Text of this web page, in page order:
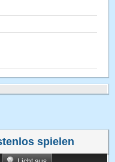
spielen